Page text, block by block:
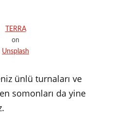
TERRA
on
Unsplash
ünlü turnaları ve
somonları da yine